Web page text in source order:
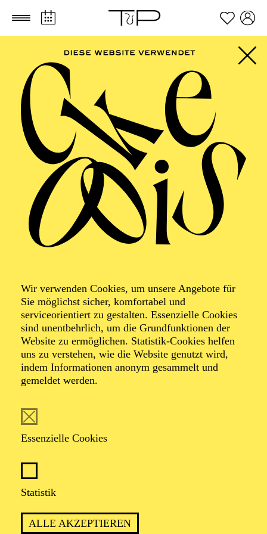
Zum Hauptinhalt springen Zum Footer springen
Wir verwenden Cookies, um unsere Angebote für
Sie möglichst sicher, komfortabel und
serviceorientiert zu gestalten. Essenzielle Cookies
sind unentbehrlich, um die Grundfunktionen der
Website zu ermöglichen. Statistik-Cookies helfen
uns zu verstehen, wie die Website genutzt wird,
indem Informationen anonym gesammelt und
gemeldet werden.
Essenzielle Cookies
Statistik
ALLE AKZEPTIEREN
Foto: Johan Sandberg
Ines Krug
Schauspiel-Ensemble
Studium der Anglistik und Romanistik, das sie bis zur
ihre Schauspielausbildung an der Otto-Falckenberg-
Städtische Bühnen Bielefeld, Stadttheater Konstanz,
Theater der Stadt Heidelberg und Theater Krefeld